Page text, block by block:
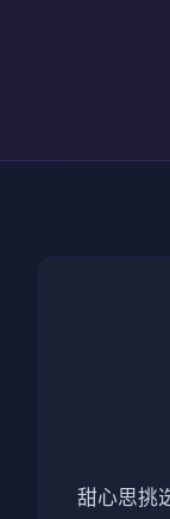
甜心思挑